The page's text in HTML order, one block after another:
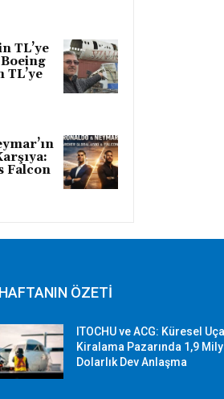
TL’ye
TL’ye
Falcon
HAFTANIN ÖZETİ
ITOCHU ve ACG: Küresel
Kiralama Pazarında 1,9
Dolarlık Dev Anlaşma